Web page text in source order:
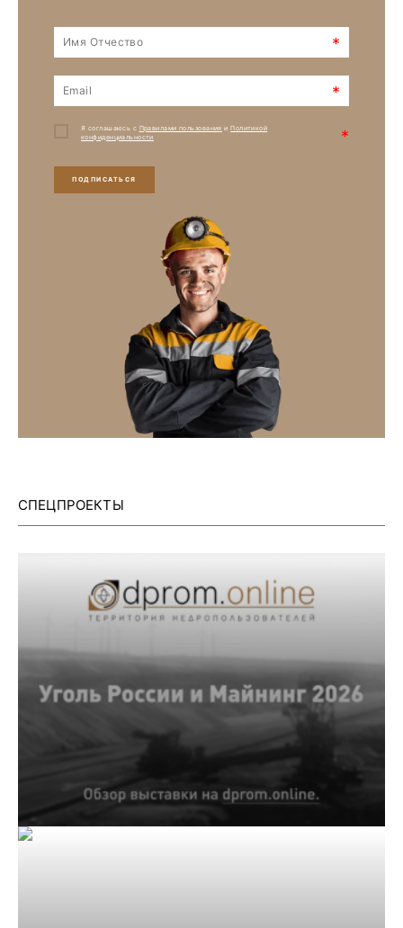
*
*
Я соглашаюсь с Правилами пользования иПолитикой
конфиденциальности
*
ПОДПИСАТЬСЯ
СПЕЦПРОЕКТЫ